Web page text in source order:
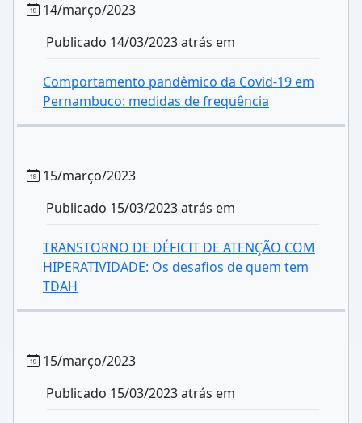
14/março/2023
Publicado 14/03/2023 atrás em
Comportamento pandêmico da Covid-19 em
Pernambuco: medidas de frequência
15/março/2023
Publicado 15/03/2023 atrás em
TRANSTORNO DE DÉFICIT DE ATENÇÃO COM
HIPERATIVIDADE: Os desafios de quem tem
TDAH
15/março/2023
Publicado 15/03/2023 atrás em